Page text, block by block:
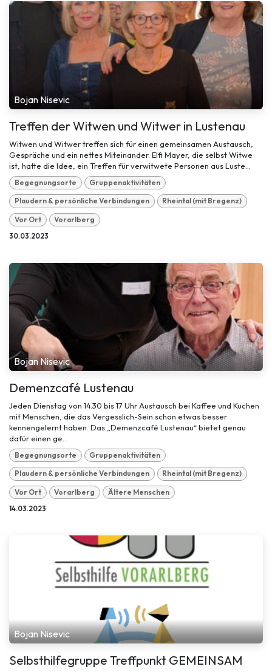
Bojan Nisevic
Treffen der Witwen und Witwer in Lustenau
Witwen und Witwer treffen sich für einen gemeinsamen Austausch,
Gespräche und ein nettes Miteinander. Elfi Mayer, die selbst Witwe
ist, hatte die Idee, ein Treffen für verwitwete Personen aus Luste...
Begegnungsorte Gruppenaktivitäten
Plaudern & persönliche Verbindungen Rheintal (mit Bregenz)
Vor Ort Vorarlberg
30.03.2023
Bojan Nisevic
Demenzcafé Lustenau
Jeden Dienstag von 14.30 bis 17 Uhr Austausch bei Kaffee und Kuchen
mit Menschen, die das Vergesslich-Sein schon etwas besser
kennengelernt haben. Das „Demenzcafé Lustenau“ bietet genau
dafür einen ge...
Begegnungsorte Gruppenaktivitäten
Plaudern & persönliche Verbindungen Rheintal (mit Bregenz)
Vor Ort Vorarlberg Ältere Menschen
14.03.2023
Bojan Nisevic
Selbsthilfegruppe Treffpunkt GEMEINSAM